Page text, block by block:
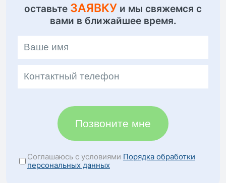
оставьте ЗАЯВКУ и мы свяжемся с
вами в ближайшее время.
Позвоните мне
Соглашаюсь с условиями Порядка обработки
персональных данных